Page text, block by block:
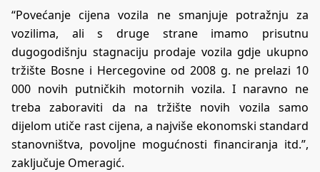
“Povećanje cijena vozila ne smanjuje potražnju za
vozilima, ali s druge strane imamo prisutnu
dugogodišnju stagnaciju prodaje vozila gdje ukupno
tržište Bosne i Hercegovine od 2008 g. ne prelazi 10
000 novih putničkih motornih vozila. I naravno ne
treba zaboraviti da na tržište novih vozila samo
dijelom utiče rast cijena, a najviše ekonomski standard
stanovništva, povoljne mogućnosti financiranja itd.”,
zaključuje Omeragić.